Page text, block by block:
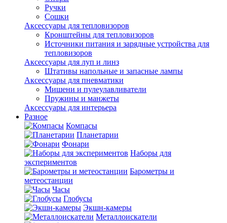
Ручки
Сошки
Аксессуары для тепловизоров
Кронштейны для тепловизоров
Источники питания и зарядные устройства для
тепловизоров
Аксессуары для луп и линз
Штативы напольные и запасные лампы
Аксессуары для пневматики
Мишени и пулеулавливатели
Пружины и манжеты
Аксессуары для интерьера
Разное
Компасы
Планетарии
Фонари
Наборы для
экспериментов
Барометры и
метеостанции
Часы
Глобусы
Экшн-камеры
Металлоискатели